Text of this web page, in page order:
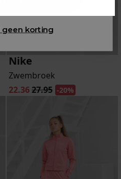
Nike
Zwembroek
22.3627.95 -20%
geen korting